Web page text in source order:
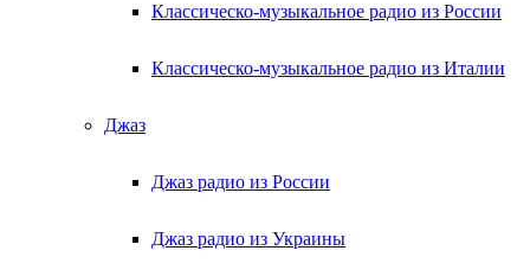
Классическо-музыкальное радио из России
Классическо-музыкальное радио из Италии
Джаз
Джаз радио из России
Джаз радио из Украины